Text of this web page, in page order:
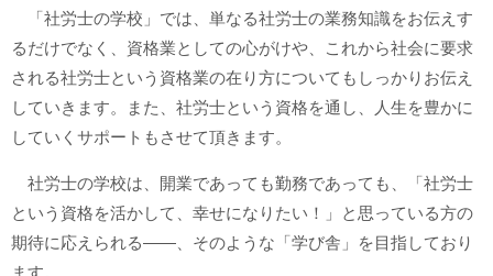
「社労士の学校」では、単なる社労士の業務知識をお伝えす
るだけでなく、資格業としての心がけや、これから社会に要求
される社労士という資格業の在り方についてもしっかりお伝え
していきます。また、社労士という資格を通し、人生を豊かに
していくサポートもさせて頂きます。
社労士の学校は、開業であっても勤務であっても、「社労士
という資格を活かして、幸せになりたい！」と思っている方の
期待に応えられる―—、そのような「学び舎」を目指しており
ます。